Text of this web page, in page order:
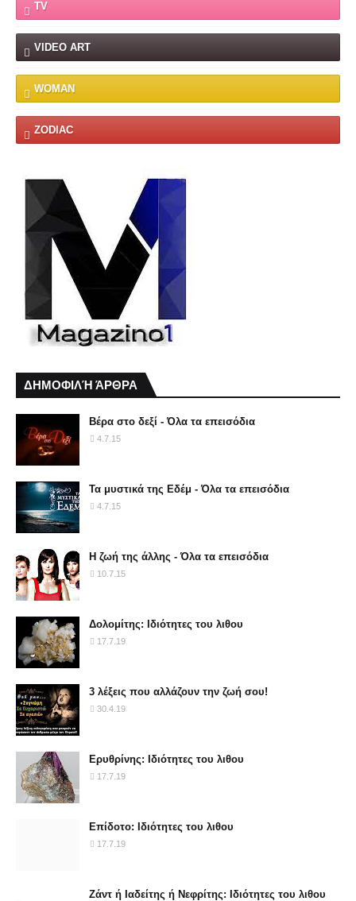
TV
VIDEO ART
WOMAN
ZODIAC
ΔΗΜΟΦΙΛΉ ΆΡΘΡΑ
Βέρα στο δεξί - Όλα τα επεισόδια
4.7.15
Τα μυστικά της Εδέμ - Όλα τα επεισόδια
4.7.15
Η ζωή της άλλης - Όλα τα επεισόδια
10.7.15
Δολομίτης: Ιδιότητες του λιθου
17.7.19
3 λέξεις που αλλάζουν την ζωή σου!
30.4.19
Ερυθρίνης: Ιδιότητες του λιθου
17.7.19
Επίδοτο: Ιδιότητες του λιθου
17.7.19
Ζάντ ή Ιαδείτης ή Νεφρίτης: Ιδιότητες του λιθου